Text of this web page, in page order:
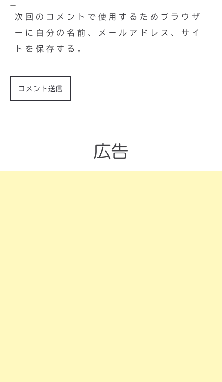
次回のコメントで使用するためブラウザ
ーに自分の名前、メールアドレス、サイ
トを保存する。
広告